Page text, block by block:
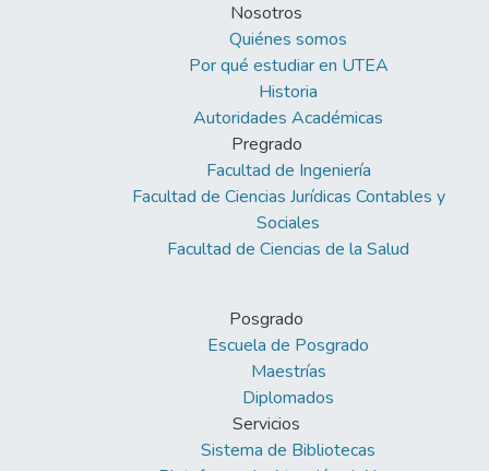
Nosotros
Quiénes somos
Por qué estudiar en UTEA
Historia
Autoridades Académicas
Pregrado
Facultad de Ingeniería
Facultad de Ciencias Jurídicas Contables y
Sociales
Facultad de Ciencias de la Salud
Posgrado
Escuela de Posgrado
Maestrías
Diplomados
Servicios
Sistema de Bibliotecas